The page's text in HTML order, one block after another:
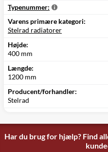
Typenummer:
Varens primære kategori:
Stelrad radiatorer
Højde:
400 mm
Længde:
1200 mm
Producent/forhandler:
Stelrad
Har du brug for hjælp? Find